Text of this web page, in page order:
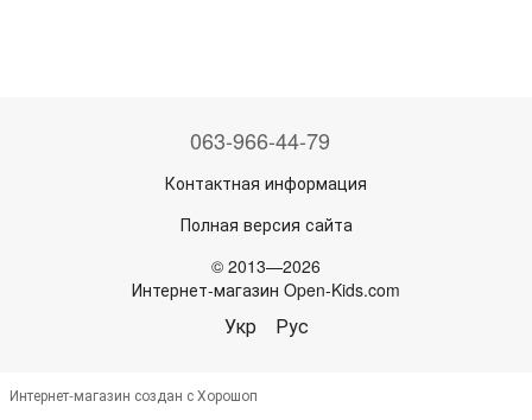
063-966-44-79
Контактная информация
Полная версия сайта
© 2013—2026
Интернет-магазин Open-Kids.com
Укр Рус
Интернет-магазин создан с Хорошоп